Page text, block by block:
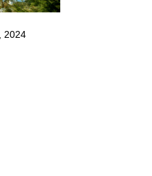
2024